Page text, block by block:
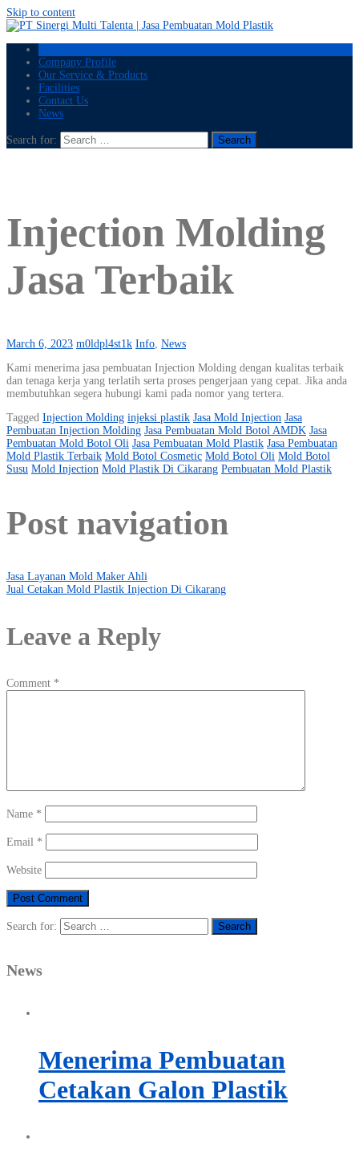
Skip to content
Company Profile
Our Service & Products
Facilities
Contact Us
News
Search for:
Injection Molding
Jasa Terbaik
March 6, 2023 m0ldpl4st1k Info, News
Kami menerima jasa pembuatan Injection Molding dengan kualitas terbaik
dan tenaga kerja yang terlatih serta proses pengerjaan yang cepat. Jika anda
membutuhkan segera hubungi kami pada nomor yang tertera.
Tagged Injection Molding injeksi plastik Jasa Mold Injection Jasa
Pembuatan Injection Molding Jasa Pembuatan Mold Botol AMDK Jasa
Pembuatan Mold Botol Oli Jasa Pembuatan Mold Plastik Jasa Pembuatan
Mold Plastik Terbaik Mold Botol Cosmetic Mold Botol Oli Mold Botol
Susu Mold Injection Mold Plastik Di Cikarang Pembuatan Mold Plastik
Post navigation
Jasa Layanan Mold Maker Ahli
Jual Cetakan Mold Plastik Injection Di Cikarang
Leave a Reply
Comment *
Name *
Email *
Website
Search for:
News
Menerima Pembuatan
Cetakan Galon Plastik